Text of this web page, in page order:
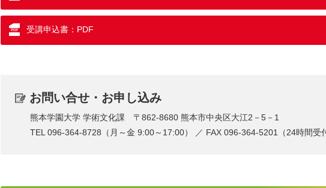
受講申込書：PDF
お問い合せ・お申し込み
熊本学園大学 学術文化課 〒862-8680 熊本市中央区大江2－5－1
TEL096-364-8728 （月～金 9:00～17:00） ／ FAX 096-364-5201（24時間受